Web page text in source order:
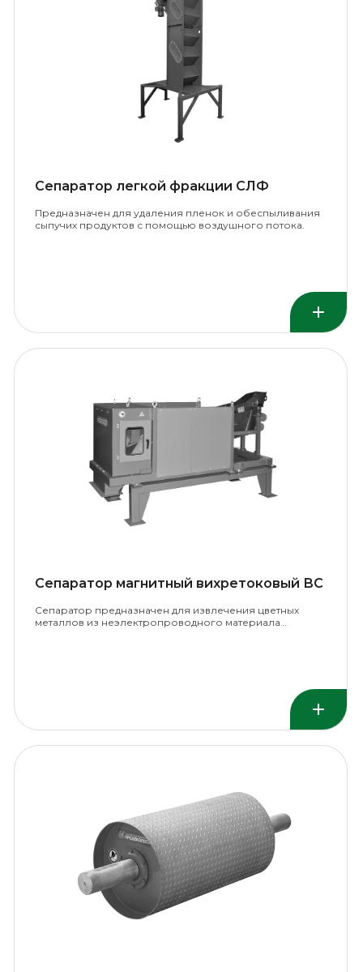
Сепаратор легкой фракции СЛФ
Предназначен для удаления пленок и обеспыливания
сыпучих продуктов с помощью воздушного потока.
Сепаратор магнитный вихретоковый ВС
Сепаратор предназначен для извлечения цветных
металлов из неэлектропроводного материала…